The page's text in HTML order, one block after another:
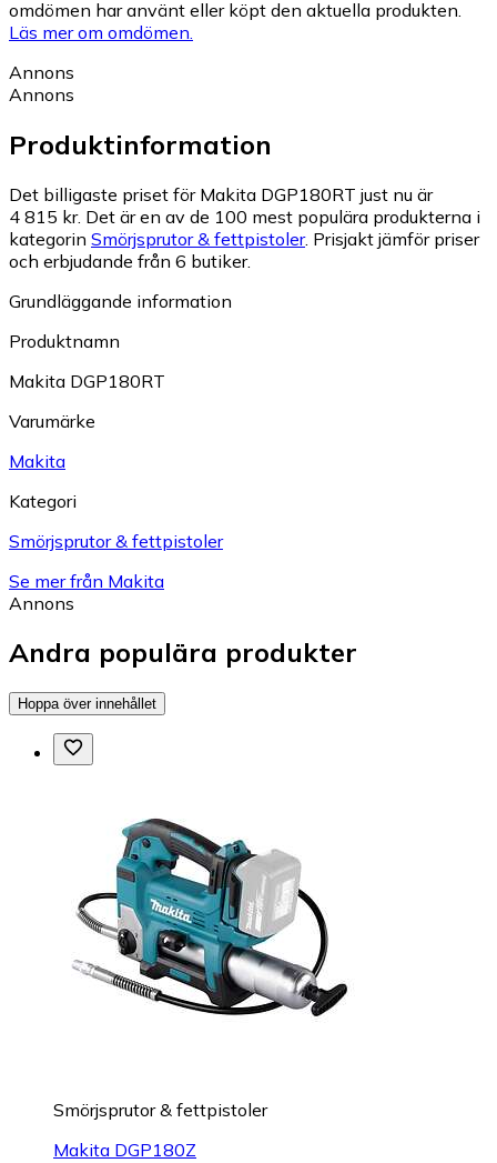
omdömen har använt eller köpt den aktuella produkten.
Läs mer om omdömen.
Annons
Annons
Produktinformation
Det billigaste priset för Makita DGP180RT just nu är
4 815 kr. Det är en av de 100 mest populära produkterna i
kategorin Smörjsprutor & fettpistoler. Prisjakt jämför priser
och erbjudande från 6 butiker.
Grundläggande information
Produktnamn
Makita DGP180RT
Varumärke
Makita
Kategori
Smörjsprutor & fettpistoler
Se mer från Makita
Annons
Andra populära produkter
Hoppa över innehållet
Smörjsprutor & fettpistoler
Makita DGP180Z